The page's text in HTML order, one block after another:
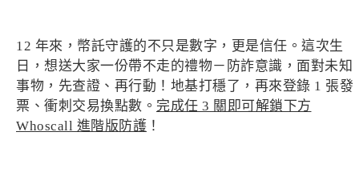
12 年來，幣託守護的不只是數字，更是信任。這次生
日，想送大家一份帶不走的禮物－防詐意識，面對未知
事物，先查證、再行動！地基打穩了，再來登錄 1 張發
票、衝刺交易換點數。 完成任 3 關即可解鎖下方
Whoscall 進階版防護 ！